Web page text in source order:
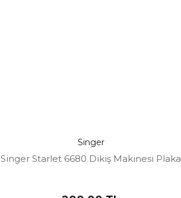
Singer
Singer Starlet 6680 Dikiş Makinesi Plaka